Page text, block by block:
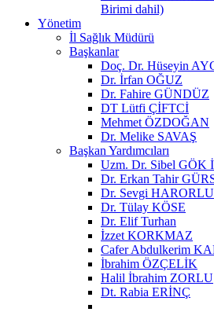
Birimi dahil)
Yönetim
İl Sağlık Müdürü
Başkanlar
Doç. Dr. Hüseyin
Dr. İrfan OĞUZ
Dr. Fahire GÜNDÜZ
DT Lütfi ÇİFTCİ
Mehmet ÖZDOĞAN
Dr. Melike SAVAŞ
Başkan Yardımcıları
Uzm. Dr. Sibel GÖK
Dr. Erkan Tahir
Dr. Sevgi HARORLU
Dr. Tülay KÖSE
Dr. Elif Turhan
İzzet KORKMAZ
Cafer Abdulkerim
İbrahim ÖZÇELİK
Halil İbrahim ZORLU
Dt. Rabia ERİNÇ